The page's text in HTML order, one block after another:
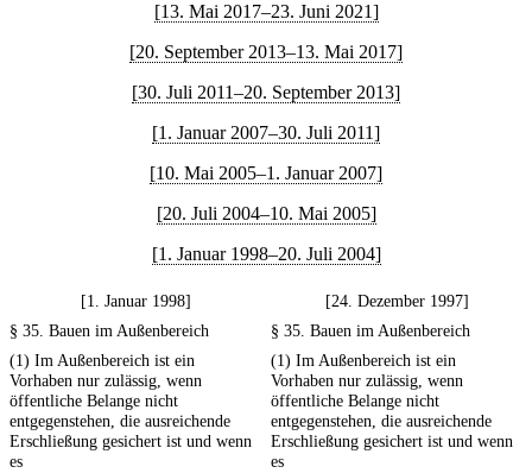
[13. Mai 2017–23. Juni 2021]
[20. September 2013–13. Mai 2017]
[30. Juli 2011–20. September 2013]
[1. Januar 2007–30. Juli 2011]
[10. Mai 2005–1. Januar 2007]
[20. Juli 2004–10. Mai 2005]
[1. Januar 1998–20. Juli 2004]
[1. Januar 1998]
[24. Dezember 1997]
§ 35. Bauen im Außenbereich
§ 35. Bauen im Außenbereich
(1) Im Außenbereich ist ein
Vorhaben nur zulässig, wenn
öffentliche Belange nicht
entgegenstehen, die ausreichende
Erschließung gesichert ist und wenn
es
(1) Im Außenbereich ist ein
Vorhaben nur zulässig, wenn
öffentliche Belange nicht
entgegenstehen, die ausreichende
Erschließung gesichert ist und wenn
es